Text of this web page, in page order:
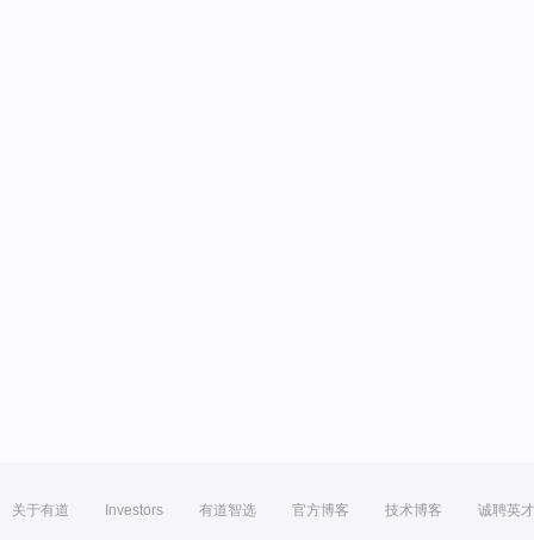
关于有道 Investors 有道智选 官方博客 技术博客 诚聘英才